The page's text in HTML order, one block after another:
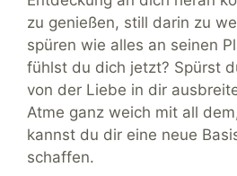
zu genießen, still darin zu
spüren wie alles an seinen
fühlst du dich jetzt? Spürst
von der Liebe in dir
Atme ganz weich mit all
kannst du dir eine neue
schaffen.